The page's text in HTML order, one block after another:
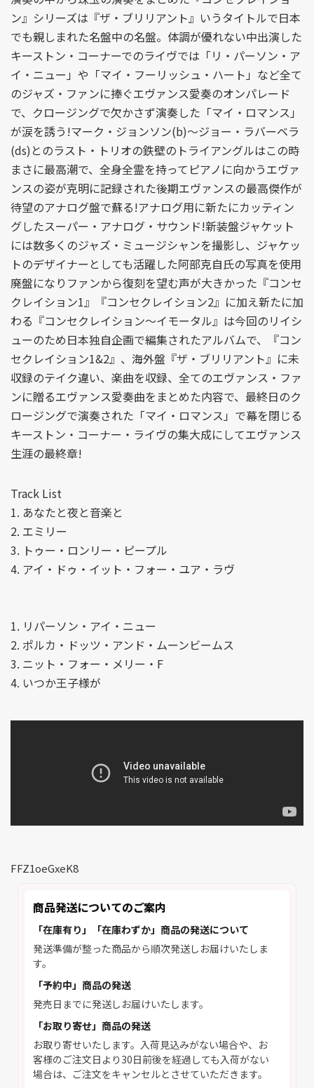
ン』シリーズは『ザ・ブリリアント』いうタイトルで日本
でも親しまれた名盤中の名盤。体調が優れない中出演した
キーストン・コーナーでのライヴでは「リ・パーソン・ア
イ・ニュー」や「マイ・フーリッシュ・ハート」など全て
のジャズ・ファンに捧ぐエヴァンス愛奏のオンパレード
で、クロージングで欠かさず演奏した「マイ・ロマンス」
が涙を誘う!マーク・ジョンソン(b)〜ジョー・ラバーベラ
(ds)とのラスト・トリオの鉄壁のトライアングルはこの時
まさに最高潮で、全身全霊を持ってピアノに向かうエヴァ
ンスの姿が克明に記録された後期エヴァンスの最高傑作が
待望のアナログ盤で蘇る!アナログ用に新たにカッティン
グしたスーパー・アナログ・サウンド!新装盤ジャケット
には数多くのジャズ・ミュージシャンを撮影し、ジャケッ
トのデザイナーとしても活躍した阿部克自氏の写真を使用
廃盤になりファンから復刻を望む声が大きかった『コンセ
クレイション1』『コンセクレイション2』に加え新たに加
わる『コンセクレイション〜イモータル』は今回のリイシ
ューのため日本独自企画で編集されたアルバムで、『コン
セクレイション1&2』、海外盤『ザ・ブリリアント』に未
収録のテイク違い、楽曲を収録、全てのエヴァンス・ファ
ンに贈るエヴァンス愛奏曲をまとめた内容で、最終日のク
ロージングで演奏された「マイ・ロマンス」で幕を閉じる
キーストン・コーナー・ライヴの集大成にしてエヴァンス
生涯の最終章!
Track List
1. あなたと夜と音楽と
2. エミリー
3. トゥー・ロンリー・ピープル
4. アイ・ドゥ・イット・フォー・ユア・ラヴ
1. リパーソン・アイ・ニュー
2. ポルカ・ドッツ・アンド・ムーンビームス
3. ニット・フォー・メリー・F
4. いつか王子様が
FFZ1oeGxeK8
商品発送についてのご案内
「在庫有り」「在庫わずか」商品の発送について
発送準備が整った商品から順次発送しお届けいたしま
す。
「予約中」商品の発送
発売日までに発送しお届けいたします。
「お取り寄せ」商品の発送
お取り寄せいたします。入荷見込みがない場合や、お
客様のご注文日より30日前後を経過しても入荷がない
場合は、ご注文をキャンセルとさせていただきます。